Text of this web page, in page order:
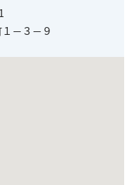
－３－９